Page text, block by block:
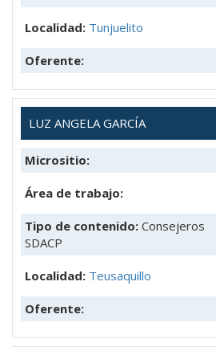
Localidad: Tunjuelito
Oferente:
LUZ ANGELA GARCÍA
Micrositio:
Área de trabajo:
Tipo de contenido: Consejeros
SDACP
Localidad: Teusaquillo
Oferente: